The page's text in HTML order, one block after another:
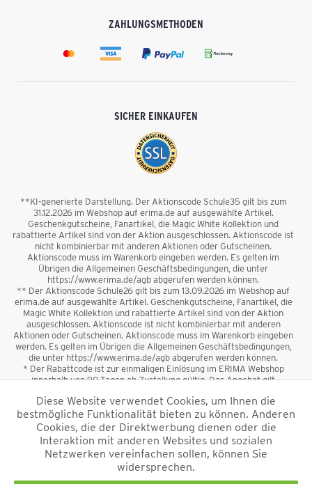
ZAHLUNGSMETHODEN
SICHER EINKAUFEN
**KI-generierte Darstellung. Der Aktionscode Schule35 gilt bis zum
31.12.2026 im Webshop auf erima.de auf ausgewählte Artikel.
Geschenkgutscheine, Fanartikel, die Magic White Kollektion und
rabattierte Artikel sind von der Aktion ausgeschlossen. Aktionscode ist
nicht kombinierbar mit anderen Aktionen oder Gutscheinen.
Aktionscode muss im Warenkorb eingeben werden. Es gelten im
Übrigen die Allgemeinen Geschäftsbedingungen, die unter
https://www.erima.de/agb abgerufen werden können.
** Der Aktionscode Schule26 gilt bis zum 13.09.2026 im Webshop auf
erima.de auf ausgewählte Artikel. Geschenkgutscheine, Fanartikel, die
Magic White Kollektion und rabattierte Artikel sind von der Aktion
ausgeschlossen. Aktionscode ist nicht kombinierbar mit anderen
Aktionen oder Gutscheinen. Aktionscode muss im Warenkorb eingeben
werden. Es gelten im Übrigen die Allgemeinen Geschäftsbedingungen,
die unter https://www.erima.de/agb abgerufen werden können.
* Der Rabattcode ist zur einmaligen Einlösung im ERIMA Webshop
innerhalb von 90 Tagen ab Zustellung gültig. Das Angebot gilt
sowie Geschenkgutscheine sind vom Rabatt ausgeschlossen. Der
Rabattcode ist nicht mit anderen Aktionen oder Gutscheinen
kombinierbar. Der Mindestbestellwert beträgt 50 €
*Alle Preise verstehen sich inkl. Mehrwertsteuer und zzgl.
und ggf. Nachnahmegebühren, wenn nicht anders
beschrieben.
Diese Website verwendet Cookies, um Ihnen die
bestmögliche Funktionalität bieten zu können. Anderen
Cookies, die der Direktwerbung dienen oder die
Interaktion mit anderen Websites und sozialen
Netzwerken vereinfachen sollen, können Sie
widersprechen.